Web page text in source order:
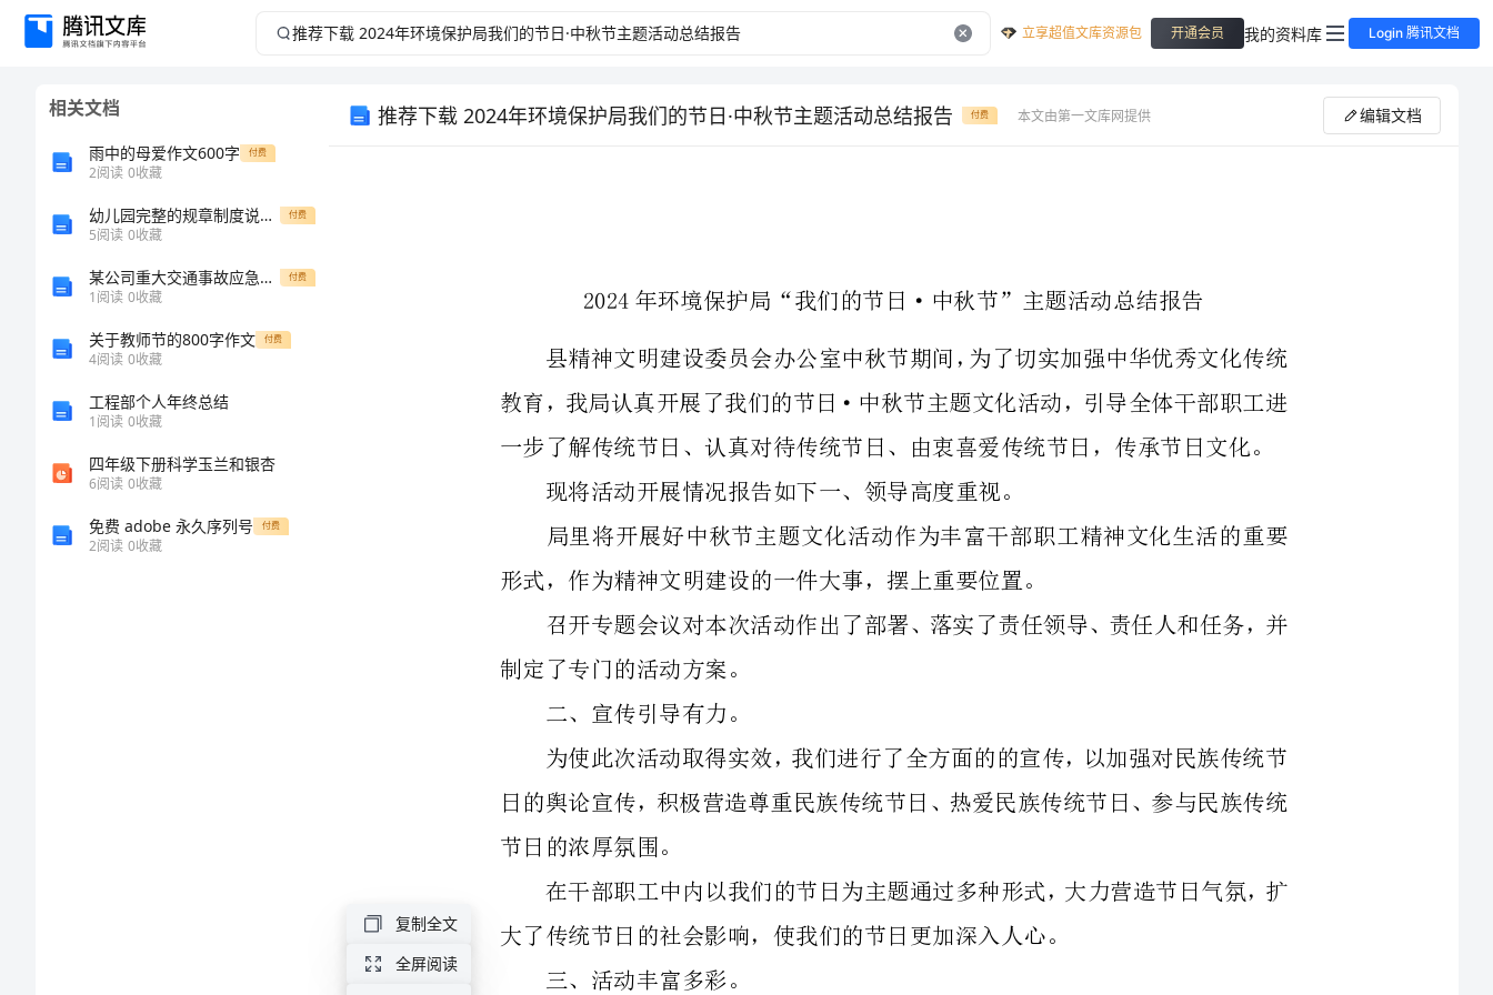
推
2024
立享超值文库资源包 开通会员 我的资料库 Login 腾讯文档
相关文档
雨中的母爱作文600字 付费
2阅读 0收藏
幼儿园完整的规章制度说明范本 付费
5阅读 0收藏
某公司重大交通事故应急预案范本 付费
1阅读 0收藏
关于教师节的800字作文 付费
4阅读 0收藏
工程部个人年终总结
1阅读 0收藏
四年级下册科学玉兰和银杏
6阅读 0收藏
免费 adobe 永久序列号 付费
2阅读 0收藏
推荐下载 2024年环境保护局我们的节日·中秋节主题活动总结报告 付费 本文由第一文库网提供 编辑文档
就节日期间工作纪律、工作作风进行了强调，要求全体干部职工坚决防止廉洁自
律、反对奢靡浪费等节礼不正之风反弹回潮。
教育，我局认真开展了我们的节日·中秋节主题文化活动，引导全体干部职工进
一步了解传统节日、认真对待传统节日、由衷喜爱传统节日，传承节日文化。
局里将开展好中秋节主题文化活动作为丰富干部职工精神文化生活的重要
形式，作为精神文明建设的一件大事，摆上重要位置。
召开专题会议对本次活动作出了部署、落实了责任领导、责任人和任务，并
制定了专门的活动方案。
为使此次活动取得实效，我们进行了全方面的的宣传，以加强对民族传统节
日的舆论宣传，积极营造尊重民族传统节日、热爱民族传统节日、参与民族传统
节日的浓厚氛围。
三、活动丰富多彩。
结合我局实际，我们在节日前后分别开展以下主题文化活动。
复制全文
全屏阅读